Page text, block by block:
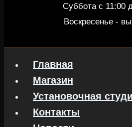
Суббота с 11:00
Воскресенье -
Главная
Магазин
Установочная
Контакты